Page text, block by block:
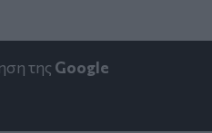
της Google